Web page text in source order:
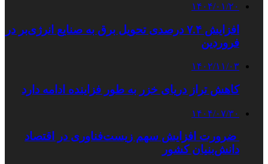
۱۴۰۴/۰۱/۲۰
افزایش ۷.۴ درصدی تحویل برق به صنایع انرژی‌بر در
فروردین
۱۴۰۲/۱۱/۰۳
کاهش تراز دریای خزر به طور فزاینده ادامه دارد
۱۴۰۴/۰۷/۳۰
ضرورت افزایش سهم زیست‌فناوری در اقتصاد
دانش‌بنیان کشور